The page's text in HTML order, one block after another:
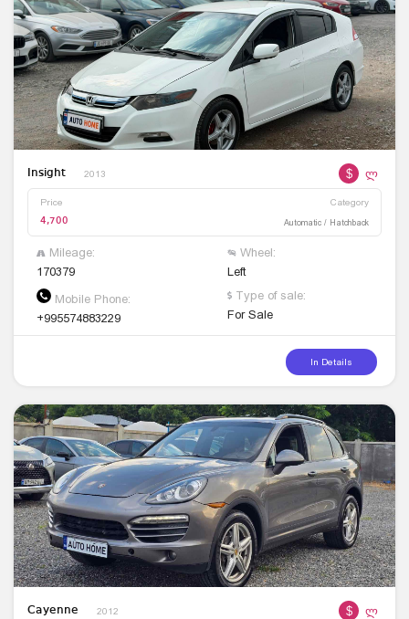
Insight 2013 $ ლ
Price Category
4,700 Automatic / Hatchback
Mileage:
170379
Wheel:
Left
Mobile Phone:
+995574883229
Type of sale:
For Sale
In Details
Cayenne 2012 $ ლ